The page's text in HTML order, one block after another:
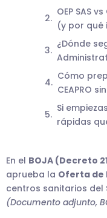
OEP SAS
(y por
¿Dónde
Cómo
CEAPRO
Si
rápidas
En el BOJA (Decreto
aprueba la Oferta de
centros sanitarios del
(Documento adjunto,